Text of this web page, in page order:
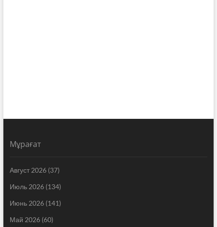
Мұрағат
Август 2026(37)
Июль 2026(134)
Июнь 2026(141)
Май 2026(60)